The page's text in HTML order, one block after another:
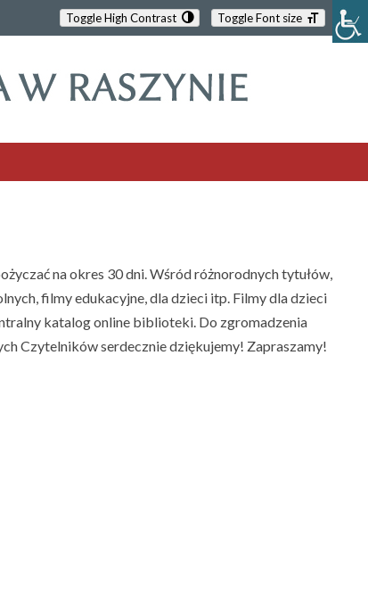
Toggle High Contrast Toggle Font size
na okres 30 dni. Wśród różnorodnych tytułów,
filmy edukacyjne, dla dzieci itp. Filmy dla dzieci
katalog online biblioteki. Do zgromadzenia
Czytelników serdecznie dziękujemy! Zapraszamy!